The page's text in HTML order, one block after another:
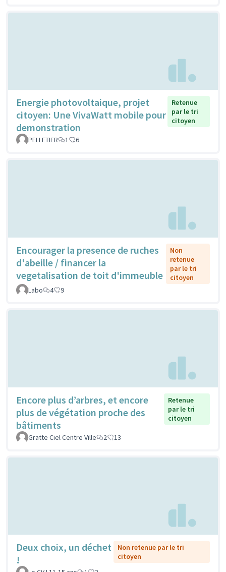
Energie photovoltaique, projet
citoyen: Une VivaWatt mobile pour
demonstration
Retenue
par le tri
citoyen
PELLETIER 1 6
Encourager la presence de ruches
d'abeille / financer la
vegetalisation de toit d'immeuble
Non
retenue
par le tri
citoyen
Labo
4 9
Encore plus d’arbres, et encore
plus de végétation proche des
bâtiments
Retenue
par le tri
citoyen
Gratte Ciel Centre Ville 2 13
Deux choix, un déchet
!
Non retenue par le tri
citoyen